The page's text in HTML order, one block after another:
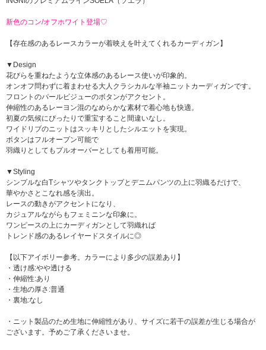
新色のコン/オフホワイト登場♡
【存在感のあるレースカラーが着映えを叶えてくれるカーディガン】
▼Design
花びらを重ねたような立体感のあるレース使いが印象的。
オンオフ問わずに着まわせる大人クラシカルな半袖ニットカーディガンです。
フロントのパールビジューのボタンがアクセント。
伸縮性のあるレーヨン混のなめらかな素材で着心地も快適。
初夏の気候にぴったりで重宝すること間違いなし。
ワイドリブのニットはスッキリとしたシルエットを実現。
ボタンはフルオープン可能で
羽織りとしてもプルオーバーとしても着用可能。
▼Styling
シンプルな白Tシャツやタンクトップとデニムパンツの上に羽織るだけで、
華やかさとこなれ感を演出。
レースの動きがアクセントになり、
カジュアルながらもフェミニンな印象に。
ワンピースの上にカーディガンとして羽織れば
トレンド感のあるレイヤードスタイルに◎
【以下アイボリー参考。カラーにより多少の誤差あり】
・透け感:やや透ける
・伸縮性:あり
・生地の厚さ:普通
・裏地:なし
・ニット製品のため生地に伸縮性があり、サイズに若干の誤差が生じる場合が
ございます。予めご了承くださいませ。